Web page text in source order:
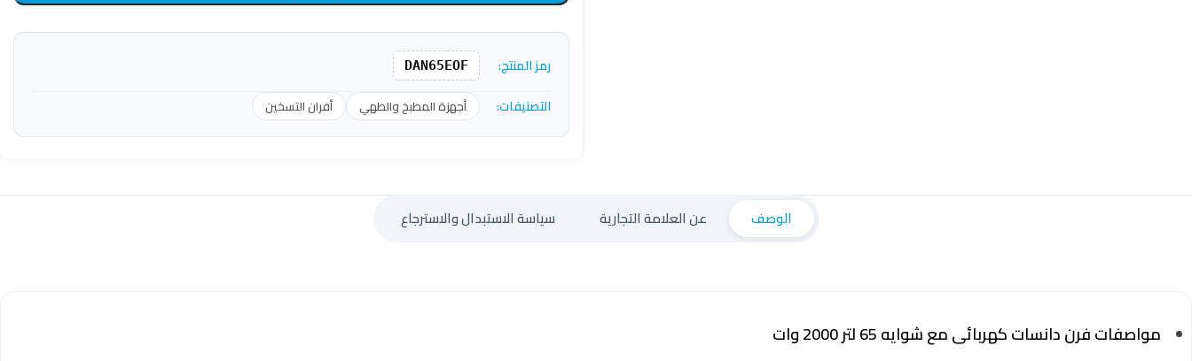
رمز المنتج: DAN65EOF
التصنيفات: أجهزة المطبخ والطهي أفران التسخين
الوصف عن العلامة التجارية سياسة الاستبدال والاسترجاع
مواصفات فرن دانسات كهربائى مع شوايه 65 لتر 2000 وات